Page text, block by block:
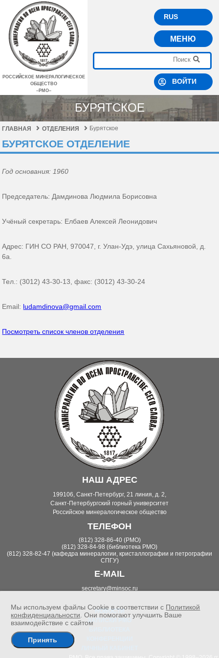
РОССИЙСКОЕ МИНЕРАЛОГИЧЕСКОЕ
ОБЩЕСТВО
–РМО–
RUS
МЕНЮ
ВОЙТИ
БУРЯТСКОЕ
ГЛАВНАЯ ОТДЕЛЕНИЯ Бурятское
БУРЯТСКОЕ ОТДЕЛЕНИЕ
Год основания: 1960
Председатель: Дамдинова Людмила Борисовна
Учёный секретарь: Елбаев Алексей Леонидович
Адрес: ГИН СО РАН, 970047, г. Улан-Удэ, улица Сахьяновой, д.
6а.
Тел.: (3012) 43-30-13, факс: (3012) 43-30-24
Email: ludamdinova@gmail.com
Посмотреть список членов отделения
НАШ АДРЕС
199106, Санкт-Петербург, 21 линия, д. 2,
Санкт-Петербургский горный университет
Российское минералогическое общество
ТЕЛЕФОН
(812) 328-86-40 (РМО)
(812) 328-84-98 (библиотека РМО)
(812) 328-82-47 (кафедра минералогии, кристаллографии и петрографии
СПГУ)
E-MAIL
secretary@minsoc.ru
НОВОСТИ
ЗАПИСКИ РМО
Мы используем файлы Cookie в соответствии с Политикой
конфиденциальности . Они помогают улучшить Ваше
взаимодействие с сайтом
Принять